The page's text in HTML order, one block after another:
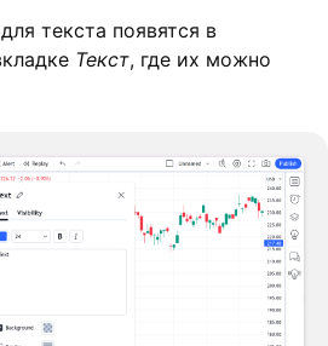
текста появятся в
Текст, где их можно